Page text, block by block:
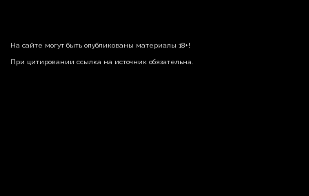
На сайте могут быть опубликованы материалы 18+!
При цитировании ссылка на источник обязательна.